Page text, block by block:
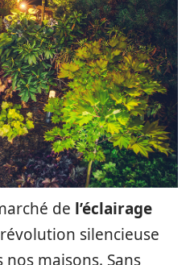
de l’éclairage
silencieuse
nos maisons. Sans